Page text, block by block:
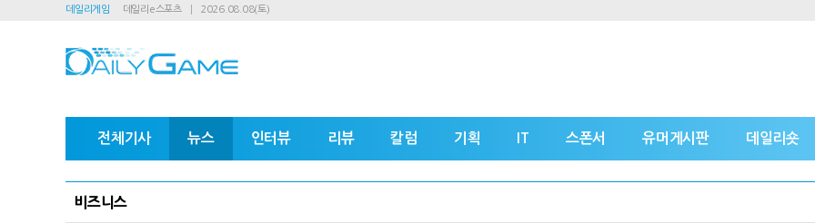
데일리게임 데일리e스포츠 2026.08.08(토)
전체기사 뉴스 인터뷰 리뷰 칼럼 기획 IT 스폰서 유머게시판 데일리숏
비즈니스